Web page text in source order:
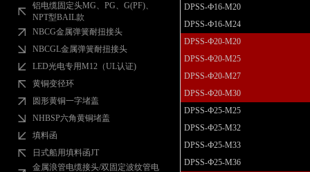
铝电缆固定头MG、PG、G(PF)、
NPT型BAIL款
NBCG金属弹簧耐扭接头
NBCGL金属弹簧耐扭接头
LED光电专用M12（UL认证)
黄铜变径环
圆形黄铜一字堵盖
NHBSP六角黄铜堵盖
填料函
日式船用填料函JT
金属浪管电缆接头/双固定波纹管电
DPSS-Ф16-M20
DPSS-Ф16-M24
DPSS-Ф20-M20
DPSS-Ф20-M25
DPSS-Ф20-M27
DPSS-Ф20-M30
DPSS-Ф25-M25
DPSS-Ф25-M32
DPSS-Ф25-M33
DPSS-Ф25-M36